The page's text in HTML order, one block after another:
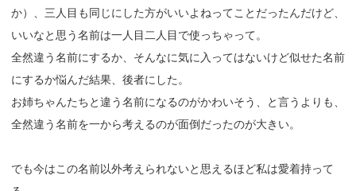
か）、三人目も同じにした方がいいよねってことだったんだけど、
いいなと思う名前は一人目二人目で使っちゃって。
全然違う名前にするか、そんなに気に入ってはないけど似せた名前
にするか悩んだ結果、後者にした。
お姉ちゃんたちと違う名前になるのがかわいそう、と言うよりも、
全然違う名前を一から考えるのが面倒だったのが大きい。
でも今はこの名前以外考えられないと思えるほど私は愛着持って